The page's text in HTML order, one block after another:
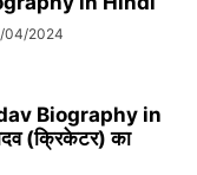
04/2024
Biography in
(क्रिकेटर) का